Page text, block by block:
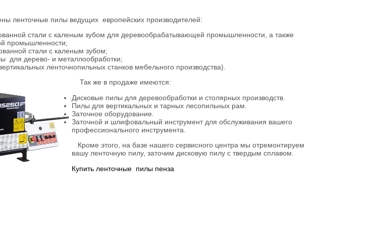
ленточные пилы ведущих европейских производителей:
стали с каленым зубом для деревообрабатывающей промышленности, а также
промышленности;
стали с каленым зубом;
для дерево- и металлообработки;
ленточнопильных станков мебельного производства).
Так же в продаже имеются:
Дисковые пилы для деревообработки и столярных производств.
Пилы для вертикальных и тарных лесопильных рам.
Заточное оборудование.
Заточной и шлифовальный инструмент для обслуживания вашего
профессионального инструмента.
Кроме этого, на базе нашего сервисного центра мы отремонтируем
вашу ленточную пилу, заточим дисковую пилу с твердым сплавом.
Купить ленточные пилы пенза